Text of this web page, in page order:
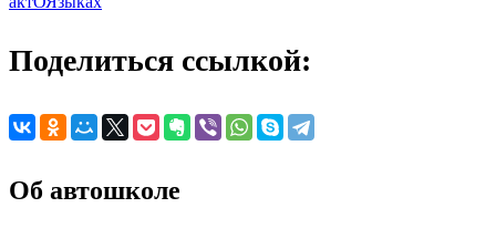
Поделиться ссылкой:
Об автошколе